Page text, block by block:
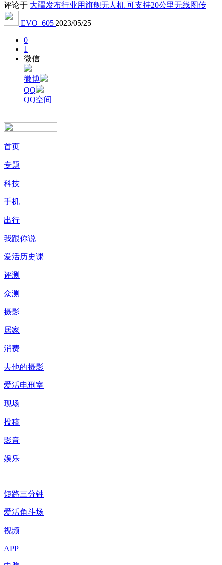
评论于 大疆发布行业用旗舰无人机 可支持20公里无线图传
EVO_605 2023/05/25
0
1
微信
微博
QQ
QQ空间
首页
专题
科技
手机
出行
我跟你说
爱活历史课
评测
众测
摄影
居家
消费
去他的摄影
爱活电刑室
现场
投稿
影音
娱乐
短路三分钟
爱活角斗场
视频
APP